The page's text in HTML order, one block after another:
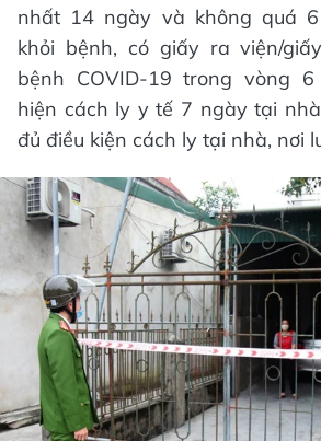
nhất 14 ngày và không quá
khỏi bệnh, có giấy ra viện/
bệnh COVID-19 trong vòng
hiện cách ly y tế 7 ngày tại
đủ điều kiện cách ly tại nhà, nơi